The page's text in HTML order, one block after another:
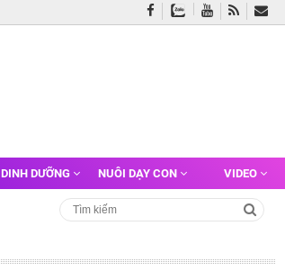
DINH DƯỠNG NUÔI DẠY CON VIDEO